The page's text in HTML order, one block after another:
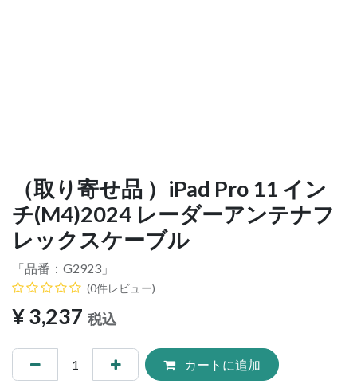
（取り寄せ品 ）iPad Pro 11 イン
チ(M4)2024 レーダーアンテナフ
レックスケーブル
「品番： G2923 」
(0件レビュー)
¥3,237 税込
カートに追加